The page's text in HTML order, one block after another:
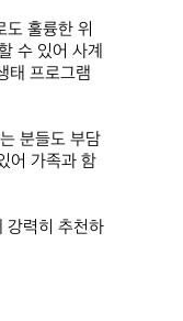
훌륭한 위
수 있어 사계
태 프로그램
분들도 부담
어 가족과 함
강력히 추천하